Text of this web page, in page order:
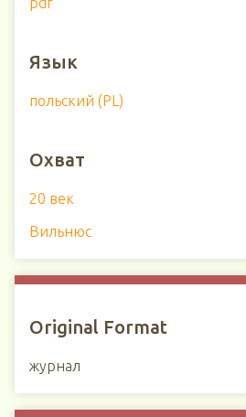
Язык
польский (PL)
Охват
20 век
Вильнюс
Original Format
журнал